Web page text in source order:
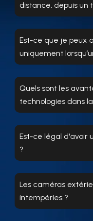
distance, depuis un
Est-ce que je peux
uniquement
Quels sont les
technologies dans
Est-ce légal d'avoir
?
Les caméras
intempéries ?